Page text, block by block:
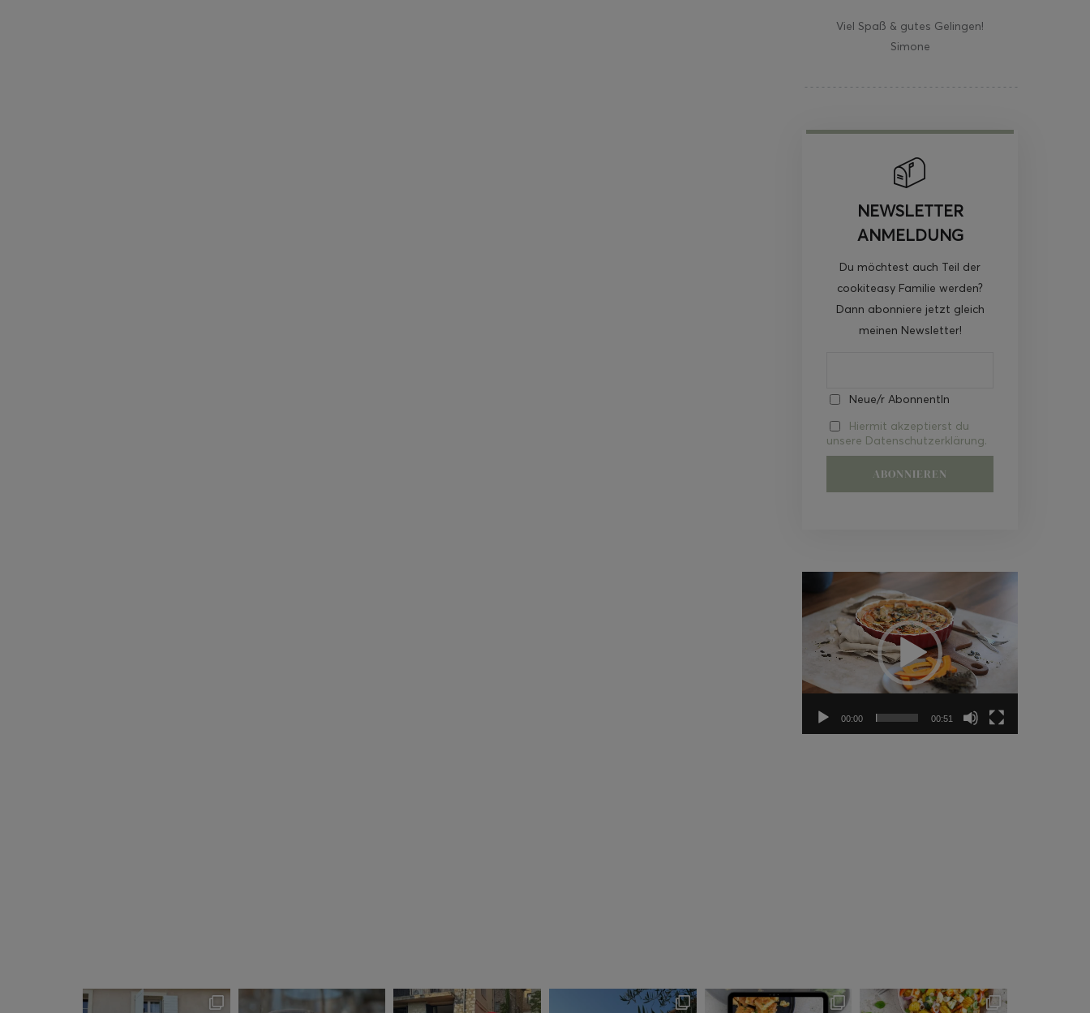
Viel Spaß & gutes Gelingen!
Simone
NEWSLETTER
ANMELDUNG
Du möchtest auch Teil der
cookiteasy Familie werden?
Dann abonniere jetzt gleich
meinen Newsletter!
Neue/r AbonnentIn
Hiermit akzeptierst du
unsere Datenschutzerklärung.
Video-
Player
00:00 00:51